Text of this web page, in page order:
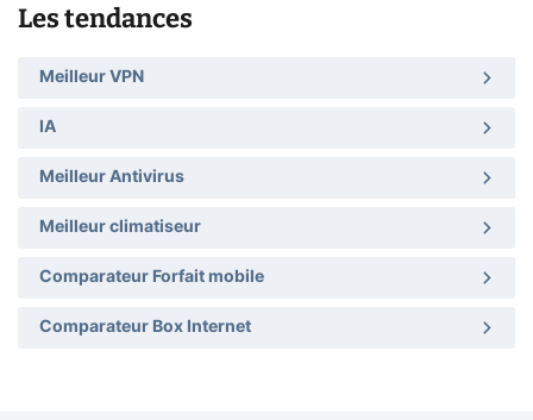
Les tendances
Meilleur VPN
IA
Meilleur Antivirus
Meilleur climatiseur
Comparateur Forfait mobile
Comparateur Box Internet